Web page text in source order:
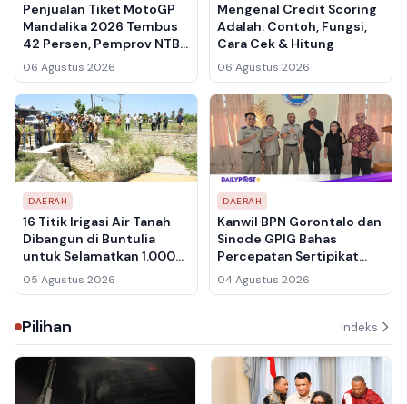
Penjualan Tiket MotoGP
Mandalika 2026 Tembus
42 Persen, Pemprov NTB
Targetkan 150 Ribu
Penonton
06 Agustus 2026
Mengenal Credit Scoring
Adalah: Contoh, Fungsi,
Cara Cek & Hitung
06 Agustus 2026
DAERAH
16 Titik Irigasi Air Tanah
Dibangun di Buntulia
untuk Selamatkan 1.000
Hektare Sawah dari
Sedimentasi
05 Agustus 2026
DAERAH
Kanwil BPN Gorontalo dan
Sinode GPIG Bahas
Percepatan Sertipikat
Tanah Gereja,
Inventarisasi Aset Jadi
04 Agustus 2026
Pilihan Indeks